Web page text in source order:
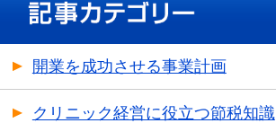
開業を成功させる事業計画
クリニック経営に役立つ節税知識